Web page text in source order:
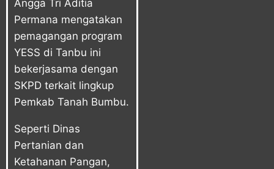
Angga Tri Aditia
Permana mengatakan
pemagangan program
YESS di Tanbu ini
bekerjasama dengan
SKPD terkait lingkup
Pemkab Tanah Bumbu.
Seperti Dinas
Pertanian dan
Ketahanan Pangan,